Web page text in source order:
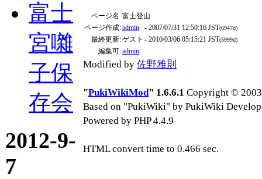
富士
宮囃
子保
存会
2012-9-
7
ページ名:富士登山
ページ作成:admin - 2007/07/31 12:50:16 JST(6947d)
最終更新:ゲスト - 2010/03/06 05:15:21 JST(5999d)
編集可:admin
Modified by 佐野雅則
"PukiWikiMod" 1.6.6.1 Copyright ©
Based on "PukiWiki" by PukiWiki
Powered by PHP 4.4.9
HTML convert time to 0.466 sec.